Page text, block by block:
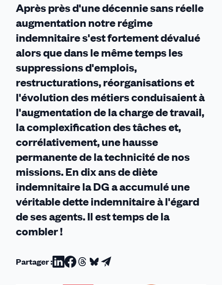
Après près d'une décennie sans réelle
augmentation notre régime
indemnitaire s'est fortement dévalué
alors que dans le même temps les
suppressions d'emplois,
restructurations, réorganisations et
l'évolution des métiers conduisaient à
l'augmentation de la charge de travail,
la complexification des tâches et,
corrélativement, une hausse
permanente de la technicité de nos
missions. En dix ans de diète
indemnitaire la DG a accumulé une
véritable dette indemnitaire à l'égard
de ses agents. Il est temps de la
combler !
Partager :Partager
sur
Partager
sur
Partager
sur
Partager
sur
Partager